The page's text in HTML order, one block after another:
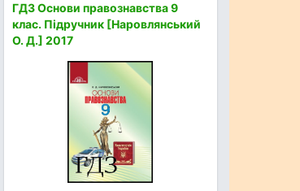
ГДЗ Основи правознавства 9
клас. Підручник [Наровлянський
О. Д.] 2017